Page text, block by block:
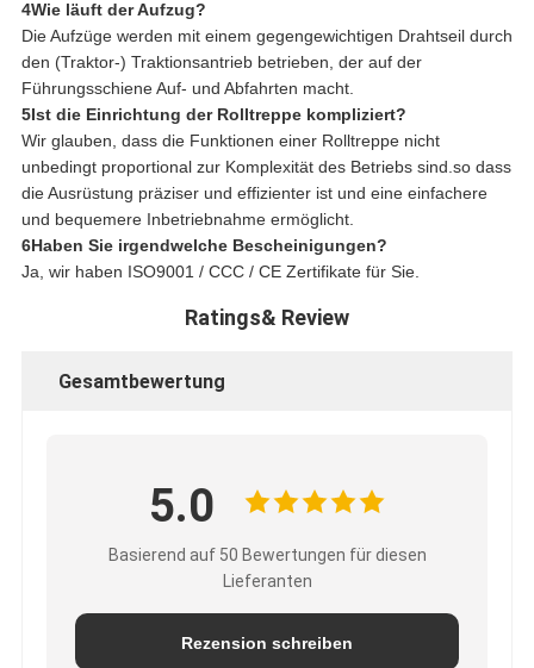
4Wie läuft der Aufzug?
Die Aufzüge werden mit einem gegengewichtigen Drahtseil durch
den (Traktor-) Traktionsantrieb betrieben, der auf der
Führungsschiene Auf- und Abfahrten macht.
5Ist die Einrichtung der Rolltreppe kompliziert?
Wir glauben, dass die Funktionen einer Rolltreppe nicht
unbedingt proportional zur Komplexität des Betriebs sind.so dass
die Ausrüstung präziser und effizienter ist und eine einfachere
und bequemere Inbetriebnahme ermöglicht.
6Haben Sie irgendwelche Bescheinigungen?
Ja, wir haben ISO9001 / CCC / CE Zertifikate für Sie.
Ratings& Review
Gesamtbewertung
5.0
Basierend auf 50 Bewertungen für diesen
Lieferanten
Rezension schreiben